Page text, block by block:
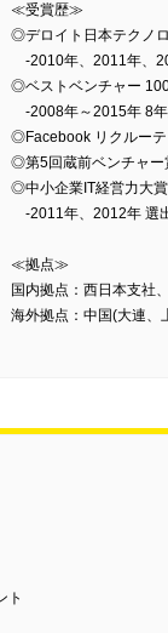
≪受賞歴≫
◎デロイト日本テクノ
-2010年、2011年、
◎ベストベンチャー
-2008年～2015年 8
◎Facebook リクルーテ
◎第5回蔵前ベンチャー
◎中小企業IT経営力大賞
-2011年、2012年 選
≪拠点≫
国内拠点：西日本支社
海外拠点：中国(大連、
ト